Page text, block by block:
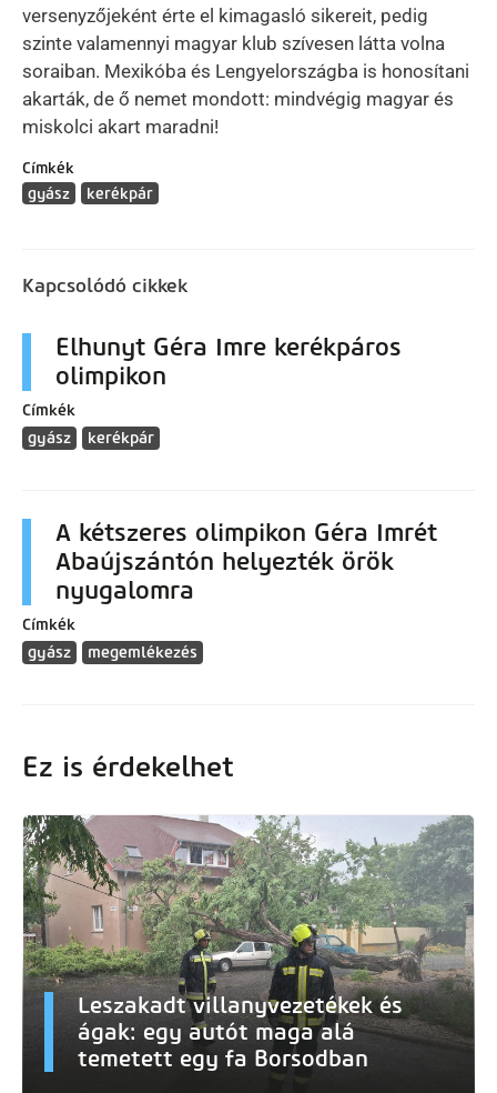
versenyzőjeként érte el kimagasló sikereit, pedig
szinte valamennyi magyar klub szívesen látta volna
soraiban. Mexikóba és Lengyelországba is honosítani
akarták, de ő nemet mondott: mindvégig magyar és
miskolci akart maradni!
Címkék
gyász
kerékpár
Kapcsolódó cikkek
Elhunyt Géra Imre kerékpáros
olimpikon
Címkék
gyász
kerékpár
A kétszeres olimpikon Géra Imrét
Abaújszántón helyezték örök
nyugalomra
Címkék
gyász
megemlékezés
Ez is érdekelhet
Leszakadt villanyvezetékek és
ágak: egy autót maga alá
temetett egy fa Borsodban